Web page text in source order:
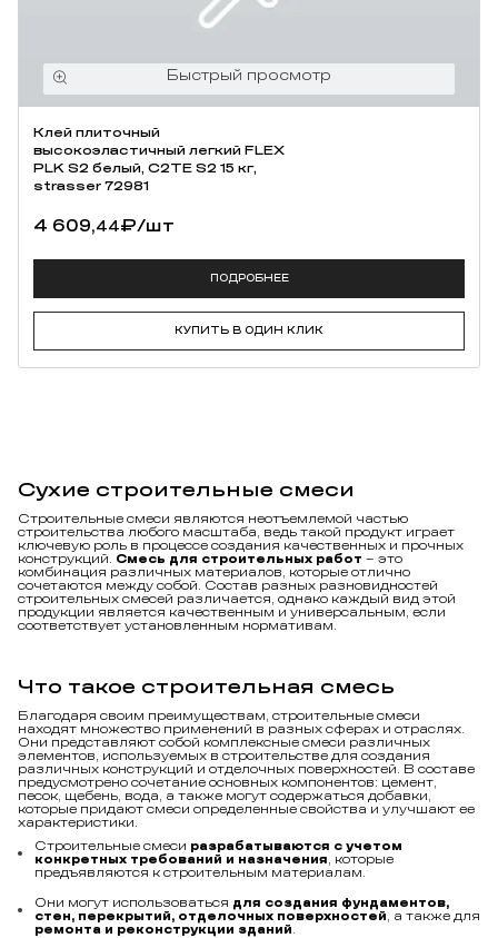
Клей плиточный
высокоэластичный легкий FLEX
PLK S2 белый, C2TE S2 15 кг,
strasser 72981
4 609,44₽/шт
ПОДРОБНЕЕ
КУПИТЬ В ОДИН КЛИК
Сухие строительные смеси
Строительные смеси являются неотъемлемой частью
строительства любого масштаба, ведь такой продукт играет
ключевую роль в процессе создания качественных и прочных
конструкций. Смесь для строительных работ – это
комбинация различных материалов, которые отлично
сочетаются между собой. Состав разных разновидностей
строительных смесей различается, однако каждый вид этой
продукции является качественным и универсальным, если
соответствует установленным нормативам.
Что такое строительная смесь
Благодаря своим преимуществам, строительные смеси
находят множество применений в разных сферах и отраслях.
Они представляют собой комплексные смеси различных
элементов, используемых в строительстве для создания
различных конструкций и отделочных поверхностей. В составе
предусмотрено сочетание основных компонентов: цемент,
песок, щебень, вода, а также могут содержаться добавки,
которые придают смеси определенные свойства и улучшают ее
характеристики.
Строительные смеси разрабатываются с учетом
конкретных требований и назначения, которые
предъявляются к строительным материалам.
Они могут использоваться для создания фундаментов,
стен, перекрытий, отделочных поверхностей, а также для
ремонта и реконструкции зданий.